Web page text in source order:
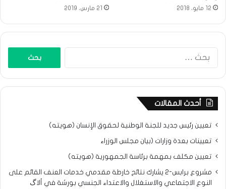
12 مايو، 2018 21 مارس، 2019
أحدث المقالات
تعيين رئيس جديد للجنة الوطنية لحقوق الإنسان (هويته)
تعيينات بعدة وزارات (بيان مجلس الوزراء
تعيين مكلف بمهمة برئاسة الجمهورية (هويته)
مشروع برابس-2 يشارك نتائح خارطة مقدمي خدمات العنف القائم على
النوع الاجتماعي والاستغلال والاعتداء الجنسي بورشة في ألاگ